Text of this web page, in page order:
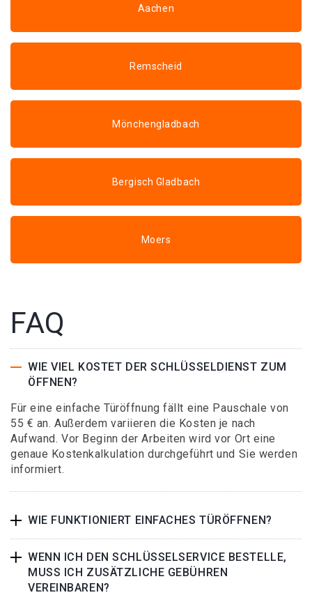
Aachen
Remscheid
Mönchengladbach
Bergisch Gladbach
Moers
FAQ
WIE VIEL KOSTET DER SCHLÜSSELDIENST ZUM
ÖFFNEN?
Für eine einfache Türöffnung fällt eine Pauschale von
55 € an. Außerdem variieren die Kosten je nach
Aufwand. Vor Beginn der Arbeiten wird vor Ort eine
genaue Kostenkalkulation durchgeführt und Sie werden
informiert.
WIE FUNKTIONIERT EINFACHES TÜRÖFFNEN?
WENN ICH DEN SCHLÜSSELSERVICE BESTELLE,
MUSS ICH ZUSÄTZLICHE GEBÜHREN
VEREINBAREN?